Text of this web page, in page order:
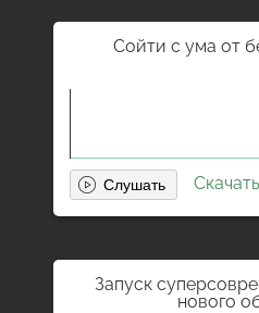
Сойти с ума от
Запуск
нового